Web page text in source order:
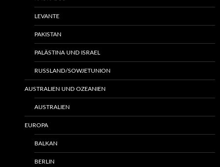
LEVANTE
PAKISTAN
PALÄSTINA UND ISRAEL
RUSSLAND/SOWJETUNION
AUSTRALIEN UND OZEANIEN
AUSTRALIEN
EUROPA
BALKAN
BERLIN